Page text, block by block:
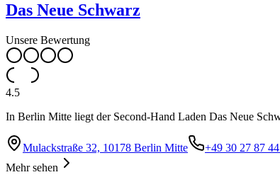
Das Neue Schwarz
Unsere Bewertung
4.5
In Berlin Mitte liegt der Second-Hand Laden Das Neue
Mulackstraße 32, 10178 Berlin Mitte +49 30 27 87
Mehr sehen